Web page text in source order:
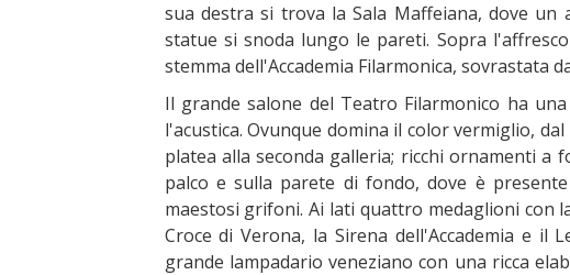
sua destra si trova la Sala Maffeiana, dove
statue si snoda lungo le pareti. Sopra
stemma dell'Accademia Filarmonica, sovrastata
Il grande salone del Teatro Filarmonico ha
l'acustica. Ovunque domina il color vermiglio,
platea alla seconda galleria; ricchi ornamenti a
palco e sulla parete di fondo, dove è
maestosi grifoni. Ai lati quattro medaglioni con
Croce di Verona, la Sirena dell'Accademia e il
grande lampadario veneziano con una ricca